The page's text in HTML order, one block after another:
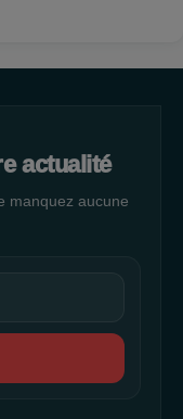
actualité
manquez aucune